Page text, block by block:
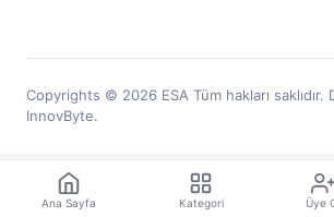
Copyrights © 2026 ESA Tüm hakları saklıdır.
InnovByte.
Ana Sayfa Kategori Üye